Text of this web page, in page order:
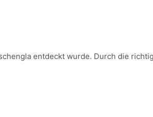
entdeckt wurde. Durch die